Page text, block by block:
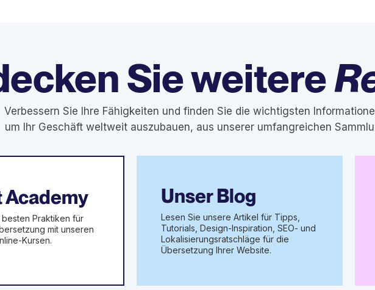
Sie weitere
Verbessern Sie Ihre Fähigkeiten und finden Sie die wichtigsten
um Ihr Geschäft weltweit auszubauen, aus unserer umfangreichen
Academy
Praktiken für
mit unseren
Kursen.
Unser Blog
Lesen Sie unsere Artikel für Tipps,
Tutorials, Design-Inspiration, SEO- und
Lokalisierungsratschläge für die
Übersetzung Ihrer Website.